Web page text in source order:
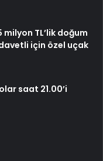
TL’lik doğum
için özel uçak
saat 21.00’i